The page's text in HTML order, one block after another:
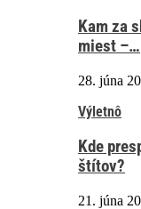
Kam za
miest –…
28. júna
Výletnô
Kde
štítov?
21. júna